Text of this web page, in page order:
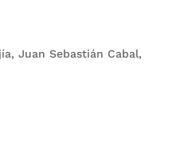
Juan Sebastián Cabal,